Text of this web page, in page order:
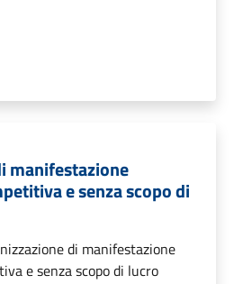
manifestazione
e senza scopo di
di manifestazione
e senza scopo di lucro